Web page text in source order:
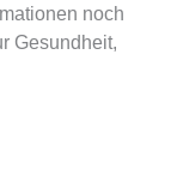
noch
Gesundheit,